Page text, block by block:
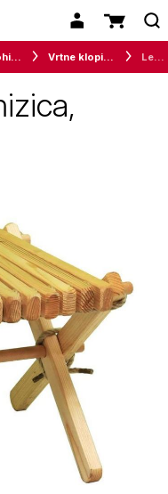
Vrtno pohištvo Vrtne klopi, mize in stoli